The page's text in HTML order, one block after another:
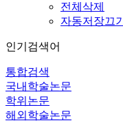
전체삭제
자동저장끄기
인기검색어
통합검색
국내학술논문
학위논문
해외학술논문